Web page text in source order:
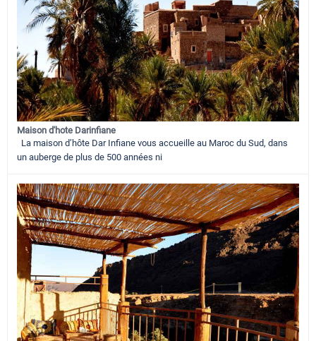
Maison d'hote Darinfiane
La maison d’hôte Dar Infiane vous accueille au Maroc du Sud, dans
un auberge de plus de 500 années ni